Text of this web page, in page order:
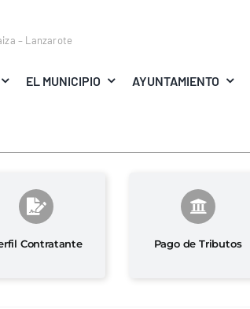
– Lanzarote
EL MUNICIPIO AYUNTAMIENTO
Contratante Pago de Tributos